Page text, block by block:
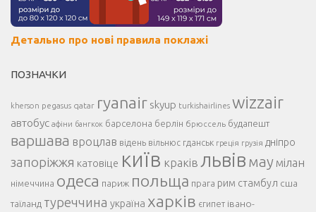
Детально про нові правила поклажі
ПОЗНАЧКИ
kherson pegasus qatar ryanair skyup turkishairlines wizzair
автобус афіни бангкок барселона берлін брюссель будапешт
варшава вроцлав відень вільнюс гданськ греція грузія дніпро
запоріжжя катовіце київ краків львів мау мілан
німеччина одеса париж польща прага рим стамбул сша
таїланд туреччина україна харків єгипет івано-